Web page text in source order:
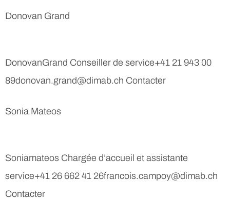
Donovan Grand
DonovanGrand Conseiller de service+41 21 943 00
89donovan.grand@dimab.ch Contacter
Sonia Mateos
Soniamateos Chargée d’accueil et assistante
service+41 26 662 41 26francois.campoy@dimab.ch
Contacter